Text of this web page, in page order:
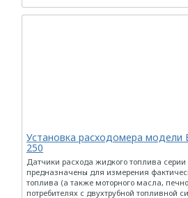
Установка расходомера модели
250
Датчики расхода жидкого топлива
предназначены для измерения
топлива (а также моторного масла,
потребителях с двухтрубной топливной